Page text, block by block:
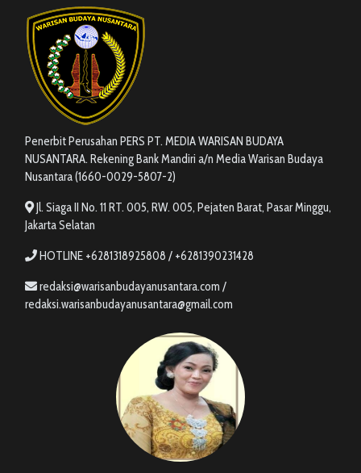
Penerbit Perusahan PERS PT. MEDIA WARISAN BUDAYA
NUSANTARA. Rekening Bank Mandiri a/n Media Warisan Budaya
Nusantara (1660-0029-5807-2)
Jl. Siaga II No. 11 RT. 005, RW. 005, Pejaten Barat, Pasar Minggu,
Jakarta Selatan
HOTLINE +6281318925808 / +6281390231428
redaksi@warisanbudayanusantara.com /
redaksi.warisanbudayanusantara@gmail.com